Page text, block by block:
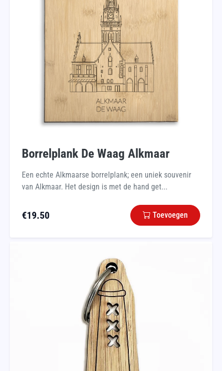
Borrelplank De Waag Alkmaar
Een echte Alkmaarse borrelplank; een uniek souvenir
van Alkmaar. Het design is met de hand get...
€19.50 Toevoegen